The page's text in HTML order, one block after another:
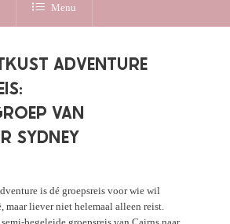
Menu
ADVENTURE
VAN
SYDNEY
is dé groepsreis voor wie wil
maar liever niet helemaal alleen reist.